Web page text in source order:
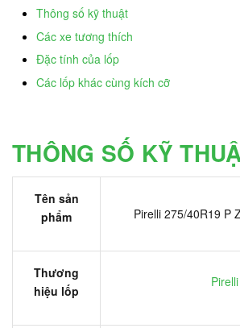
Thông số kỹ thuật
Các xe tương thích
Đặc tính của lốp
Các lốp khác cùng kích cỡ
THÔNG SỐ KỸ
Tên sản
phẩm
Pirelli 275/40R19 P
Thương
hiệu lốp
Pirelli